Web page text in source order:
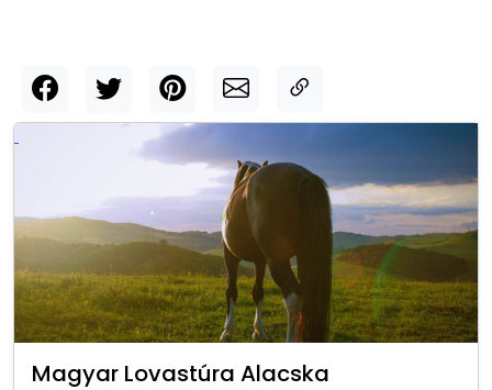
Magyar Lovastúra Alacska